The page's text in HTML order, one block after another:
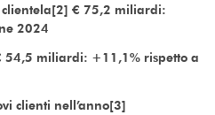
clientela[2] € 75,2 miliardi:
2024
54,5 miliardi: +11,1% rispetto a
clienti nell’anno[3]